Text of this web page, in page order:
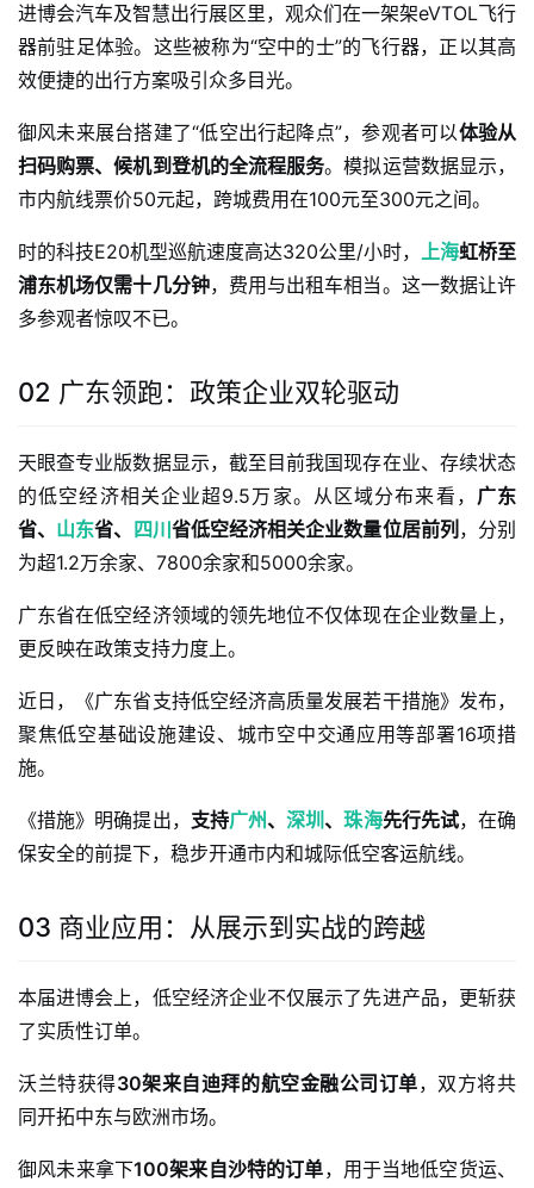
进博会汽车及智慧出行展区里，观众们在一架架eVTOL飞行
器前驻足体验。这些被称为“空中的士”的飞行器，正以其高
效便捷的出行方案吸引众多目光。
御风未来展台搭建了“低空出行起降点”，参观者可以体验从
扫码购票、候机到登机的全流程服务。模拟运营数据显示，
市内航线票价50元起，跨城费用在100元至300元之间。
时的科技E20机型巡航速度高达320公里/小时， 上海虹桥至
浦东机场仅需十几分钟，费用与出租车相当。这一数据让许
多参观者惊叹不已。
02 广东领跑：政策企业双轮驱动
天眼查专业版数据显示，截至目前我国现存在业、存续状态
的低空经济相关企业超9.5万家。从区域分布来看， 广东
省、 山东省、 四川省低空经济相关企业数量位居前列 ，分别
为超1.2万余家、7800余家和5000余家。
广东省在低空经济领域的领先地位不仅体现在企业数量上，
更反映在政策支持力度上。
近日，《广东省支持低空经济高质量发展若干措施》发布，
聚焦低空基础设施建设、城市空中交通应用等部署16项措
施。
《措施》明确提出， 支持广州、深圳、珠海先行先试，在确
保安全的前提下，稳步开通市内和城际低空客运航线。
03 商业应用：从展示到实战的跨越
本届进博会上，低空经济企业不仅展示了先进产品，更斩获
了实质性订单。
沃兰特获得30架来自迪拜的航空金融公司订单，双方将共
同开拓中东与欧洲市场。
御风未来拿下100架来自沙特的订单，用于当地低空货运、